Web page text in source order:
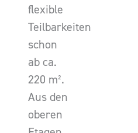
flexible
Teilbarkeiten
schon
ab ca.
220 m².
Aus den
oberen